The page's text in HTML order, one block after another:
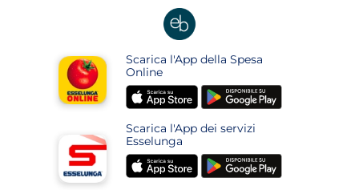
pagina
pagina
in
una
nuova
pagina
Scarica l'App della Spesa
Online
apre
in
una
nuova
pagina
apre
in
una
nuova
pagina
Scarica l'App dei servizi
Esselunga
apre
in
apre
in